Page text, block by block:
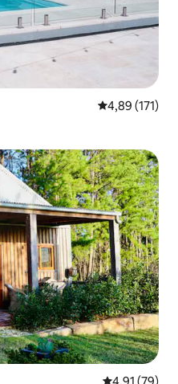
Évaluation
4,89 (171)
Évaluation
4,91 (79)